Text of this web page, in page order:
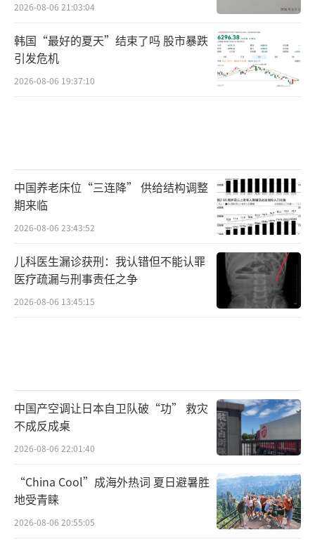
2026-08-06 21:03:04
韩国“最好的夏天”结束了吗 股市暴跌
引发危机
2026-08-06 19:37:10
中国养老床位“三连降” 供给结构调整
期来临
2026-08-06 23:43:52
儿科医生漏诊获刑：我认错但不能认罪
医疗疏漏与刑事责任之争
2026-08-06 13:45:15
中国产空调让日本自卫队破“功” 救灾
不成反成桌
2026-08-06 22:01:40
“China Cool”成海外热词 夏日避暑胜
地受青睐
2026-08-06 20:55:05